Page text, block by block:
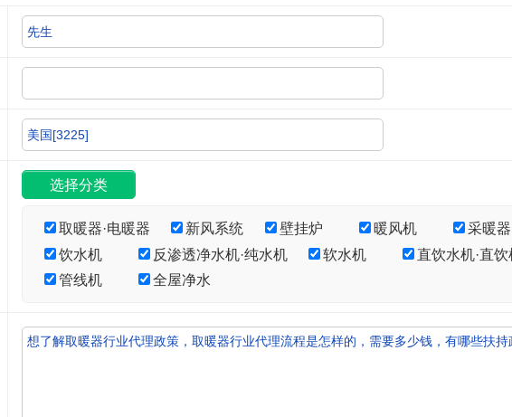
取暖器·电暖器 新风系统 壁挂炉 暖风机
采暖器
饮水机
反渗透净水机·纯水机 软水机
直饮水机·直饮
管线机
全屋净水